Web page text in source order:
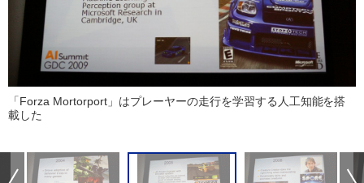
「Forza Mortorport」はプレーヤーの走行を学習する人工知能を搭
載した